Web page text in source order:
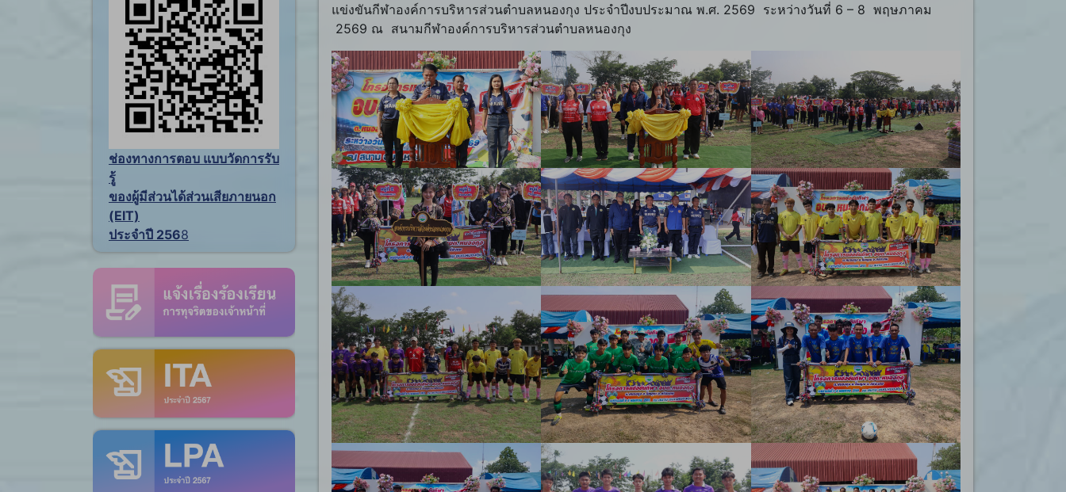
ช่องทางการตอบ แบบวัดการรับ
รู้
ของผู้มีส่วนได้ส่วนเสียภายนอก
(EIT)
ประจำปี 2568
แข่งขันกีฬาองค์การบริหารส่วนตำบลหนองกุง ประจำปีงบประมาณ พ.ศ. 2569 ระหว่างวันที่ 6 – 8 พฤษภาคม
2569 ณ สนามกีฬาองค์การบริหารส่วนตำบลหนองกุง